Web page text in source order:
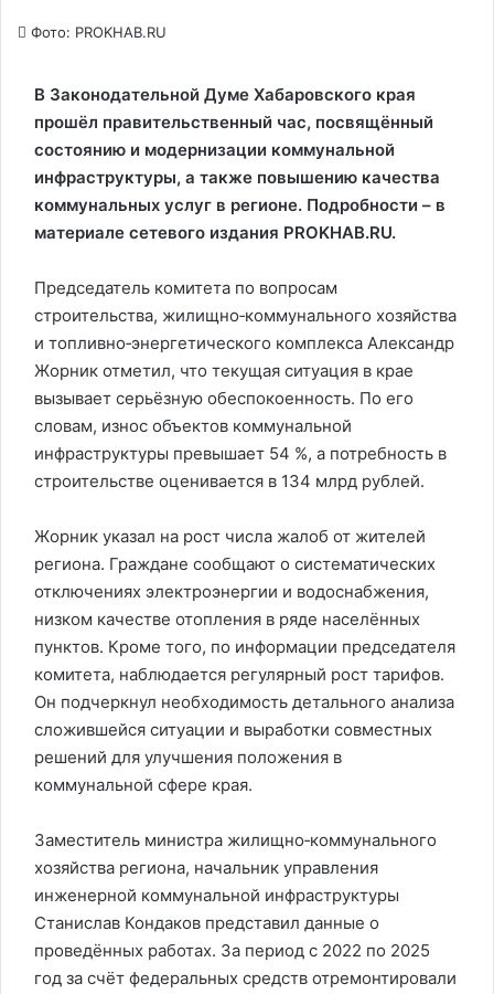
Фото: PROKHAB.RU
В Законодательной Думе Хабаровского края
прошёл правительственный час, посвящённый
состоянию и модернизации коммунальной
инфраструктуры, а также повышению качества
коммунальных услуг в регионе. Подробности – в
материале сетевого издания PROKHAB.RU.
Председатель комитета по вопросам
строительства, жилищно‑коммунального хозяйства
и топливно‑энергетического комплекса Александр
Жорник отметил, что текущая ситуация в крае
вызывает серьёзную обеспокоенность. По его
словам, износ объектов коммунальной
инфраструктуры превышает 54 %, а потребность в
строительстве оценивается в 134 млрд рублей.
Жорник указал на рост числа жалоб от жителей
региона. Граждане сообщают о систематических
отключениях электроэнергии и водоснабжения,
низком качестве отопления в ряде населённых
пунктов. Кроме того, по информации председателя
комитета, наблюдается регулярный рост тарифов.
Он подчеркнул необходимость детального анализа
сложившейся ситуации и выработки совместных
решений для улучшения положения в
коммунальной сфере края.
Заместитель министра жилищно‑коммунального
хозяйства региона, начальник управления
инженерной коммунальной инфраструктуры
Станислав Кондаков представил данные о
проведённых работах. За период с 2022 по 2025
год за счёт федеральных средств отремонтировали